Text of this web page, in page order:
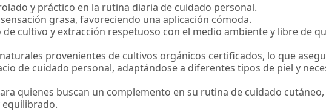
y práctico en la rutina diaria de cuidado personal.
grasa, favoreciendo una aplicación cómoda.
cultivo y extracción respetuoso con el medio ambiente y libre de
provenientes de cultivos orgánicos certificados, lo que
de cuidado personal, adaptándose a diferentes tipos de piel y
quienes buscan un complemento en su rutina de cuidado
equilibrado.